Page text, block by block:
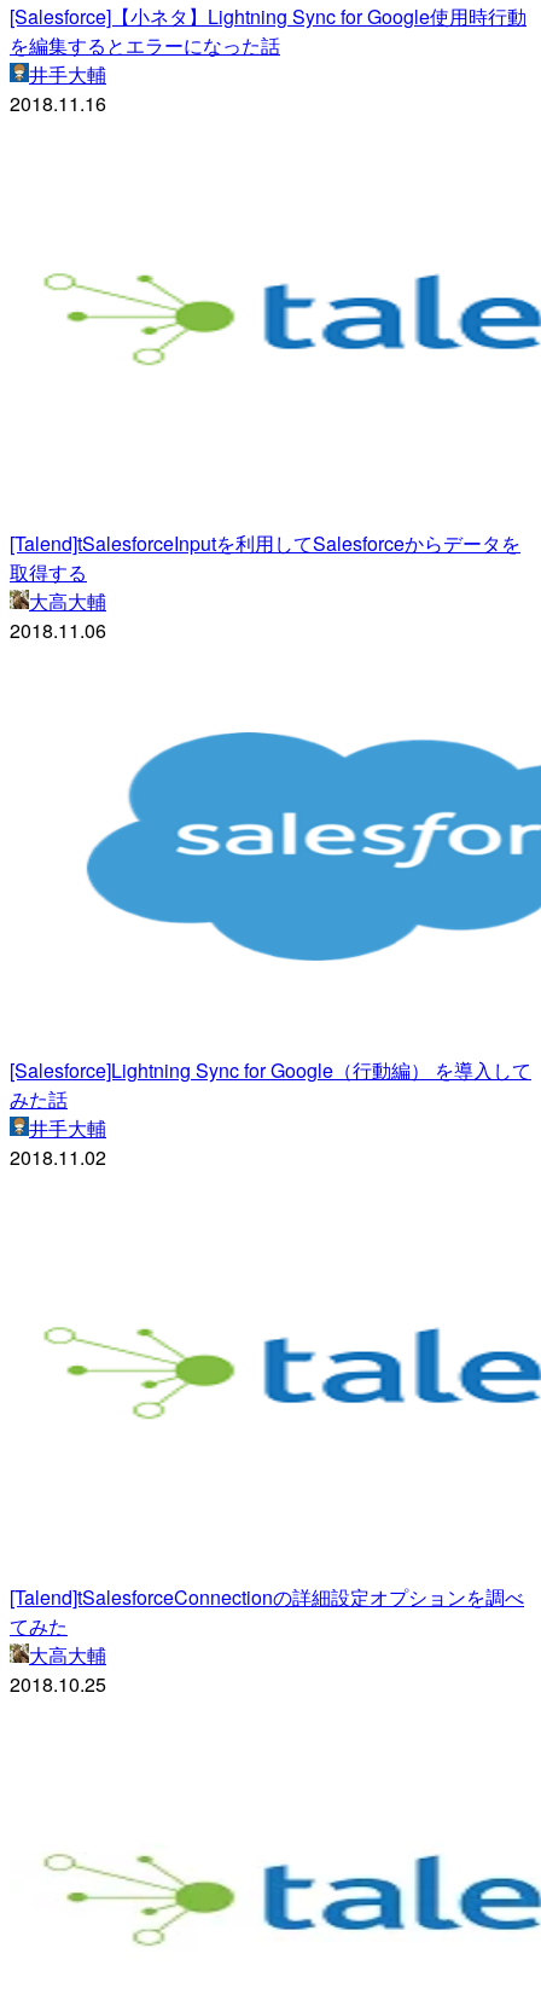
[Salesforce]【小ネタ】Lightning Sync for Google使用時行動
を編集するとエラーになった話
井手大輔
2018.11.16
[Talend]tSalesforceInputを利用してSalesforceからデータを
取得する
大高大輔
2018.11.06
[Salesforce]Lightning Sync for Google（行動編） を導入して
みた話
井手大輔
2018.11.02
[Talend]tSalesforceConnectionの詳細設定オプションを調べ
てみた
大高大輔
2018.10.25